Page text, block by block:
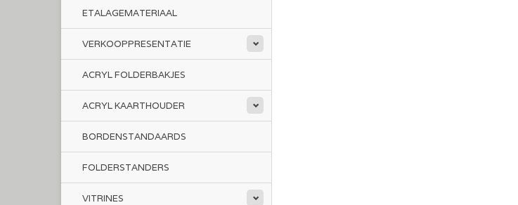
ETALAGEMATERIAAL
VERKOOPPRESENTATIE
ACRYL FOLDERBAKJES
ACRYL KAARTHOUDER
BORDENSTANDAARDS
FOLDERSTANDERS
VITRINES